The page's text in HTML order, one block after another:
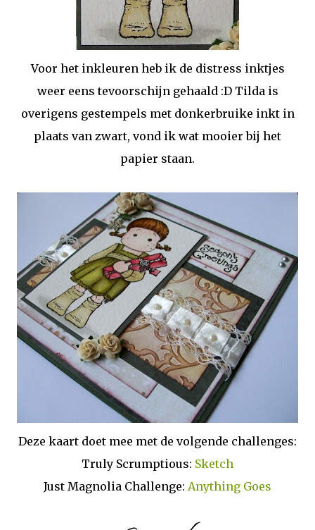
Voor het inkleuren heb ik de distress inktjes
weer eens tevoorschijn gehaald :D Tilda is
overigens gestempels met donkerbruike inkt in
plaats van zwart, vond ik wat mooier bij het
papier staan.
Deze kaart doet mee met de volgende challenges:
Truly Scrumptious: Sketch
Just Magnolia Challenge: Anything Goes